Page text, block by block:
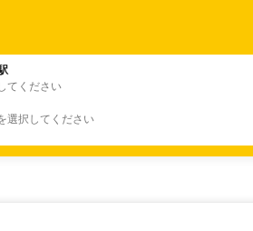
てください
選択してください